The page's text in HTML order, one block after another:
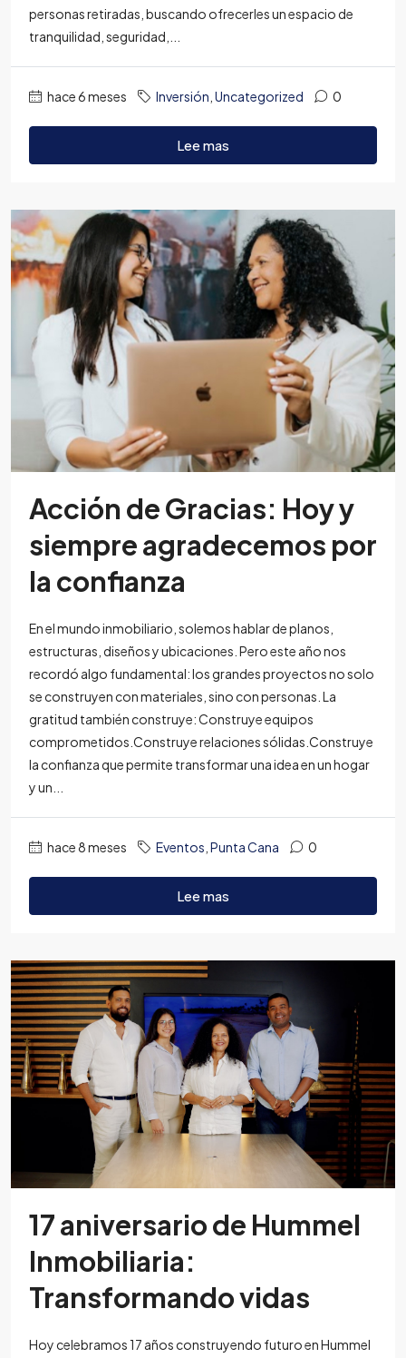
personas retiradas, buscando ofrecerles un espacio de
tranquilidad, seguridad,...
hace 6 meses Inversión Uncategorized 0
Lee mas
Acción de Gracias: Hoy y
siempre agradecemos por
la confianza
En el mundo inmobiliario, solemos hablar de planos,
estructuras, diseños y ubicaciones. Pero este año nos
recordó algo fundamental: los grandes proyectos no solo
se construyen con materiales, sino con personas. La
gratitud también construye: Construye equipos
comprometidos.Construye relaciones sólidas.Construye
la confianza que permite transformar una idea en un hogar
y un...
hace 8 meses Eventos Punta Cana 0
Lee mas
17 aniversario de Hummel
Inmobiliaria:
Transformando vidas
Hoy celebramos 17 años construyendo futuro en Hummel